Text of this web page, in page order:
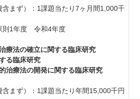
まず）：1課題当たり7ヶ月間1,000千
則1年度 令和4年度
療法の確立に関する臨床研究
る臨床研究
治療法の開発に関する臨床研究
まず）：1課題当たり年間15,000千円